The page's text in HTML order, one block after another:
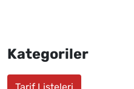
Kategoriler